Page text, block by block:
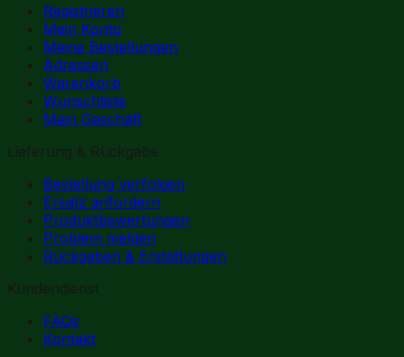
Registrieren
Mein Konto
Meine Bestellungen
Adressen
Warenkorb
Wunschliste
Mein Geschäft
Lieferung & Rückgabe
Bestellung verfolgen
Ersatz anfordern
Produktbewertungen
Problem melden
Rückgaben & Erstattungen
Kundendienst
FAQs
Kontakt